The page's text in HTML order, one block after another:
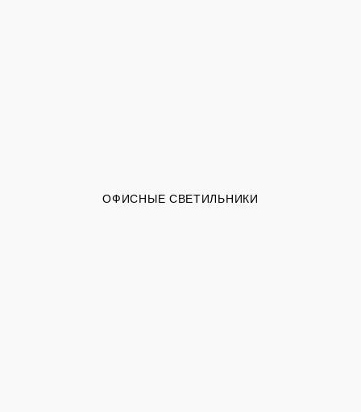
ОФИСНЫЕ СВЕТИЛЬНИКИ